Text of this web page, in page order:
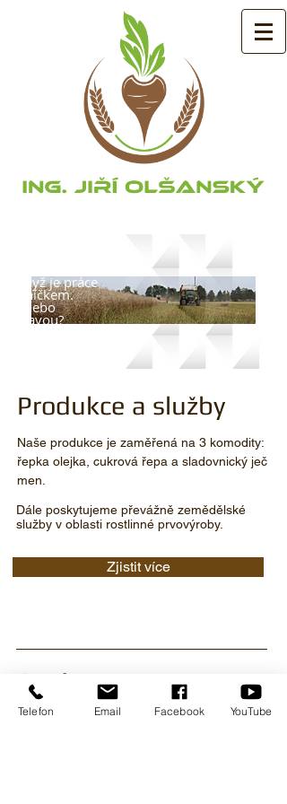
Naše produkce je zaměřená na 3 komodity:
řepka olejka, cukrová řepa a sladovnický ječ
men.
O nás
...když je práce
koníčkem.
...anebo
zábavou?
Produkce a služby
Zjistit více
Dále poskytujeme převážně zemědělské
služby v oblasti rostlinné prvovýroby.
Telefon Email Facebook YouTube